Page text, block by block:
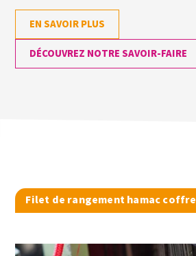
EN SAVOIR PLUS
DÉCOUVREZ NOTRE SAVOIR-FAIRE
Filet de rangement hamac coffre